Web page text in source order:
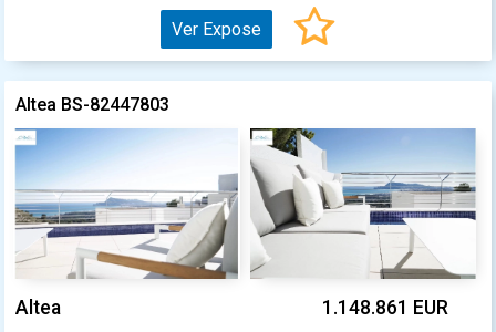
Ver Expose
Altea BS-82447803
Altea 1.148.861 EUR